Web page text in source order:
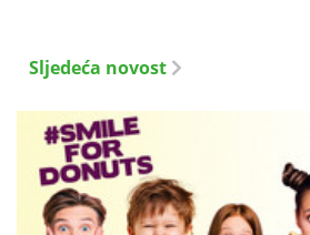
Sljedeća novost